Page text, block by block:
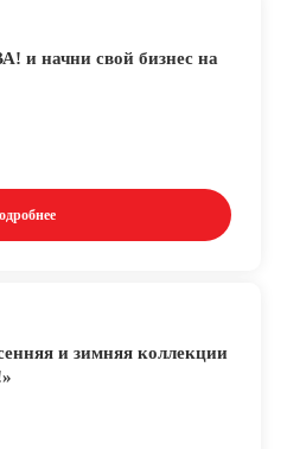
и начни свой бизнес на
и зимняя коллекции